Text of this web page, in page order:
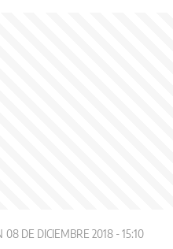
08 DE DICIEMBRE 2018 - 15:10